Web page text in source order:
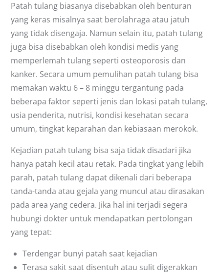
Patah tulang biasanya disebabkan oleh benturan
yang keras misalnya saat berolahraga atau jatuh
yang tidak disengaja. Namun selain itu, patah tulang
juga bisa disebabkan oleh kondisi medis yang
memperlemah tulang seperti osteoporosis dan
kanker. Secara umum pemulihan patah tulang bisa
memakan waktu 6 – 8 minggu tergantung pada
beberapa faktor seperti jenis dan lokasi patah tulang,
usia penderita, nutrisi, kondisi kesehatan secara
umum, tingkat keparahan dan kebiasaan merokok.
Kejadian patah tulang bisa saja tidak disadari jika
hanya patah kecil atau retak. Pada tingkat yang lebih
parah, patah tulang dapat dikenali dari beberapa
tanda-tanda atau gejala yang muncul atau dirasakan
pada area yang cedera. Jika hal ini terjadi segera
hubungi dokter untuk mendapatkan pertolongan
yang tepat:
Terdengar bunyi patah saat kejadian
Terasa sakit saat disentuh atau sulit digerakkan